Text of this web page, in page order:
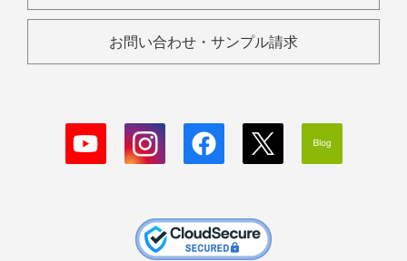
お問い合わせ・サンプル請求